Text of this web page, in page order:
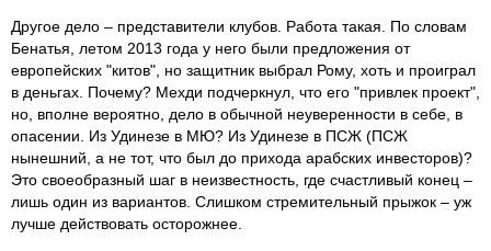
Другое дело – представители клубов. Работа такая. По словам
Бенатья, летом 2013 года у него были предложения от
европейских "китов", но защитник выбрал Рому, хоть и проиграл
в деньгах. Почему? Мехди подчеркнул, что его "привлек проект",
но, вполне вероятно, дело в обычной неуверенности в себе, в
опасении. Из Удинезе в МЮ? Из Удинезе в ПСЖ (ПСЖ
нынешний, а не тот, что был до прихода арабских инвесторов)?
Это своеобразный шаг в неизвестность, где счастливый конец –
лишь один из вариантов. Слишком стремительный прыжок – уж
лучше действовать осторожнее.